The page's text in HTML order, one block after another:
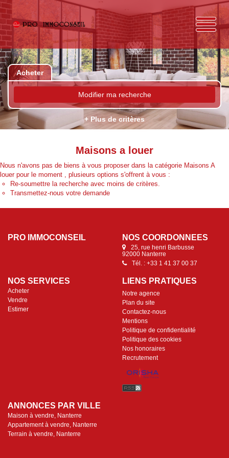
Acheter
Modifier ma recherche
+ Plus de critères
Maisons a louer
Nous n'avons pas de biens à vous proposer dans la catégorie Maisons A
louer pour le moment , plusieurs options s'offrent à vous :
Re-soumettre la recherche avec moins de critères.
Transmettez-nous votre demande
PRO IMMOCONSEIL NOS COORDONNÉES
25, rue henri Barbusse
92000 Nanterre
Tél. : +33 1 41 37 00 37
NOS SERVICES
Acheter
Vendre
Estimer
LIENS PRATIQUES
Notre agence
Plan du site
Contactez-nous
Mentions
Politique de confidentialité
Politique des cookies
Nos honoraires
Recrutement
ANNONCES PAR VILLE
Maison à vendre, Nanterre
Appartement à vendre, Nanterre
Terrain à vendre, Nanterre